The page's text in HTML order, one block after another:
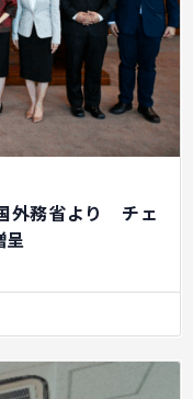
外務省より チェ
呈